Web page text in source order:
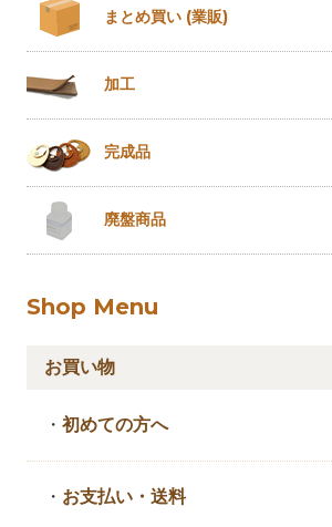
まとめ買い (業販)
加工
完成品
廃盤商品
Shop Menu
お買い物
・初めての方へ
・ お支払い・送料